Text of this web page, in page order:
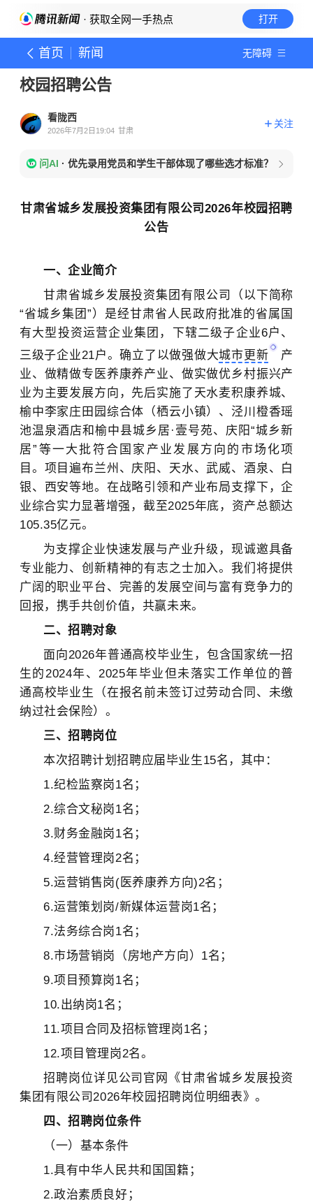
· 获取全网一手热点 打开
首页 新闻 无障碍
校园招聘公告
看陇西
2026年7月2日19:04 甘肃
关注
问AI · 优先录用党员和学生干部体现了哪些选才标准？
甘肃省城乡发展投资集团有限公司2026年校园招聘
公告
一、企业简介
甘肃省城乡发展投资集团有限公司（以下简称
“省城乡集团”）是经甘肃省人民政府批准的省属国
有大型投资运营企业集团，下辖二级子企业6户、
三级子企业21户。确立了以做强做大城市更新
产
业、做精做专医养康养产业、做实做优乡村振兴产
业为主要发展方向，先后实施了天水麦积康养城、
榆中李家庄田园综合体（栖云小镇）、泾川橙香瑶
池温泉酒店和榆中县城乡居·壹号苑、庆阳“城乡新
居”等一大批符合国家产业发展方向的市场化项
目。项目遍布兰州、庆阳、天水、武威、酒泉、白
银、西安等地。在战略引领和产业布局支撑下，企
业综合实力显著增强，截至2025年底，资产总额达
105.35亿元。
为支撑企业快速发展与产业升级，现诚邀具备
专业能力、创新精神的有志之士加入。我们将提供
广阔的职业平台、完善的发展空间与富有竞争力的
回报，携手共创价值，共赢未来。
二、招聘对象
面向2026年普通高校毕业生，包含国家统一招
生的2024年、2025年毕业但未落实工作单位的普
通高校毕业生（在报名前未签订过劳动合同、未缴
纳过社会保险）。
三、招聘岗位
本次招聘计划招聘应届毕业生15名，其中：
1.纪检监察岗1名；
2.综合文秘岗1名；
3.财务金融岗1名；
4.经营管理岗2名；
5.运营销售岗(医养康养方向)2名；
6.运营策划岗/新媒体运营岗1名；
7.法务综合岗1名；
8.市场营销岗（房地产方向）1名；
9.项目预算岗1名；
10.出纳岗1名；
11.项目合同及招标管理岗1名；
12.项目管理岗2名。
招聘岗位详见公司官网《甘肃省城乡发展投资
集团有限公司2026年校园招聘岗位明细表》。
四、招聘岗位条件
（一）基本条件
1.具有中华人民共和国国籍；
2.政治素质良好；